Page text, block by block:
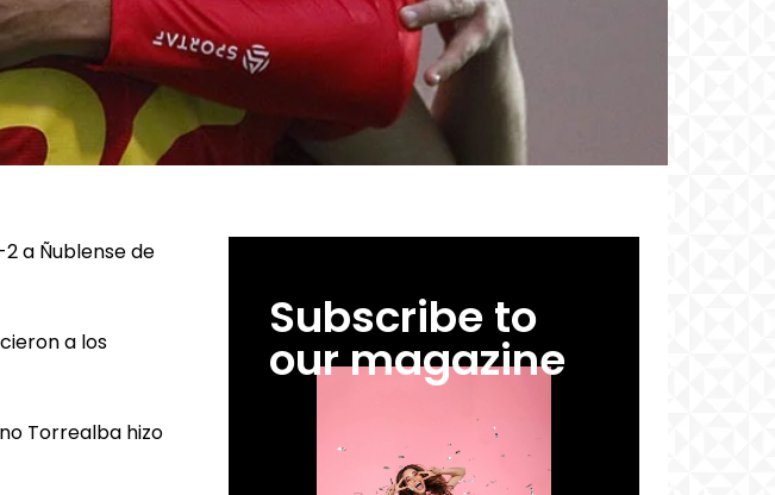
a Ñublense de
a los
Torrealba hizo
Subscribe to
our magazine